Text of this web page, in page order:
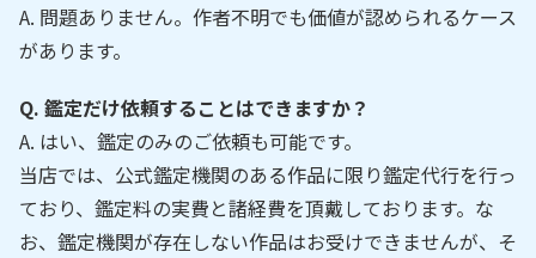
A. 問題ありません。作者不明でも価値が認められるケース
があります。
Q. 鑑定だけ依頼することはできますか？
A. はい、鑑定のみのご依頼も可能です。
当店では、公式鑑定機関のある作品に限り鑑定代行を行っ
ており、鑑定料の実費と諸経費を頂戴しております。な
お、鑑定機関が存在しない作品はお受けできませんが、そ